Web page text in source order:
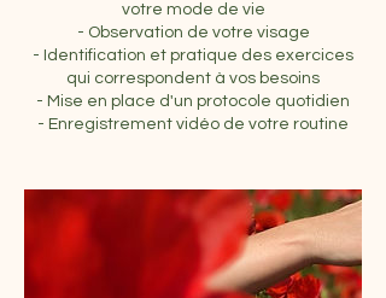
votre mode de vie
- Observation de votre visage
- Identification et pratique des exercices
qui correspondent à vos besoins
- Mise en place d'un protocole quotidien
- Enregistrement vidéo de votre routine